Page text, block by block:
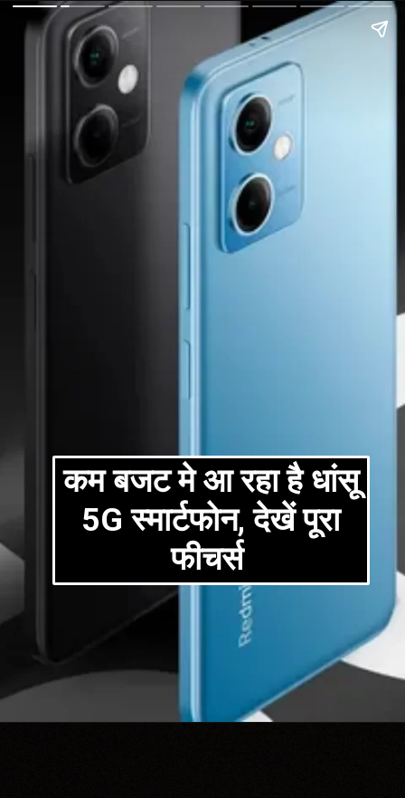
कम बजट मे आ रहा है धांसू
5G स्मार्टफोन, देखें पूरा
फीचर्स